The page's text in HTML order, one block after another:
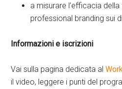
a misurare l’efficacia
professional branding sui
Informazioni e iscrizioni
Vai sulla pagina dedicata al
il video, leggere i punti del